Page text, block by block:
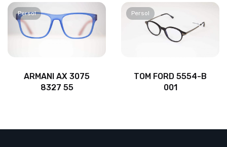
Persol
ARMANI AX 3075
8327 55
Persol
TOM FORD 5554-B
001